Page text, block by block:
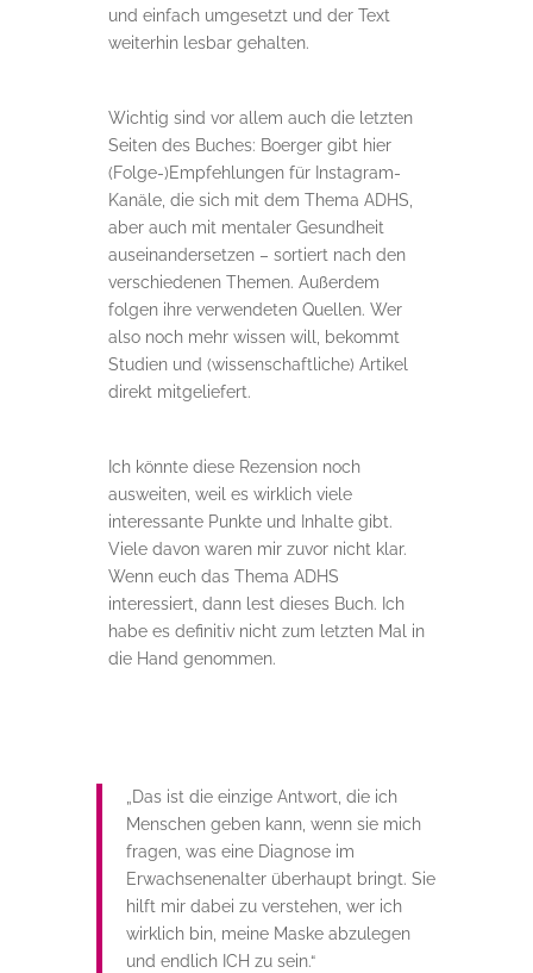
und einfach umgesetzt und der Text
weiterhin lesbar gehalten.
Wichtig sind vor allem auch die letzten
Seiten des Buches: Boerger gibt hier
(Folge-)Empfehlungen für Instagram-
Kanäle, die sich mit dem Thema ADHS,
aber auch mit mentaler Gesundheit
auseinandersetzen – sortiert nach den
verschiedenen Themen. Außerdem
folgen ihre verwendeten Quellen. Wer
also noch mehr wissen will, bekommt
Studien und (wissenschaftliche) Artikel
direkt mitgeliefert.
Ich könnte diese Rezension noch
ausweiten, weil es wirklich viele
interessante Punkte und Inhalte gibt.
Viele davon waren mir zuvor nicht klar.
Wenn euch das Thema ADHS
interessiert, dann lest dieses Buch. Ich
habe es definitiv nicht zum letzten Mal in
die Hand genommen.
„Das ist die einzige Antwort, die ich
Menschen geben kann, wenn sie mich
fragen, was eine Diagnose im
Erwachsenenalter überhaupt bringt. Sie
hilft mir dabei zu verstehen, wer ich
wirklich bin, meine Maske abzulegen
und endlich ICH zu sein.“